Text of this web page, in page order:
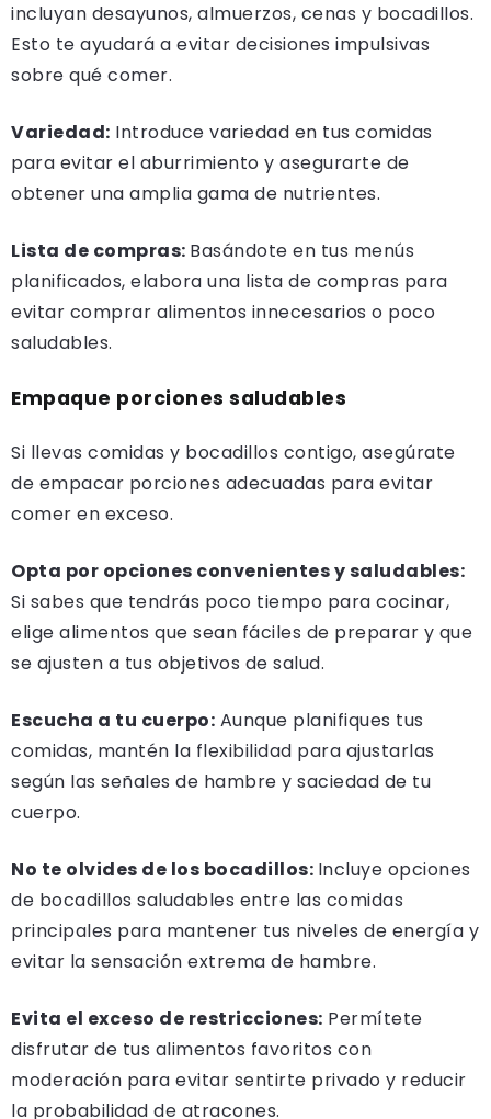
incluyan desayunos, almuerzos, cenas y bocadillos.
Esto te ayudará a evitar decisiones impulsivas
sobre qué comer.
Variedad: Introduce variedad en tus comidas
para evitar el aburrimiento y asegurarte de
obtener una amplia gama de nutrientes.
Lista de compras: Basándote en tus menús
planificados, elabora una lista de compras para
evitar comprar alimentos innecesarios o poco
saludables.
Empaque porciones saludables
Si llevas comidas y bocadillos contigo, asegúrate
de empacar porciones adecuadas para evitar
comer en exceso.
Opta por opciones convenientes y saludables:
Si sabes que tendrás poco tiempo para cocinar,
elige alimentos que sean fáciles de preparar y que
se ajusten a tus objetivos de salud.
Escucha a tu cuerpo: Aunque planifiques tus
comidas, mantén la flexibilidad para ajustarlas
según las señales de hambre y saciedad de tu
cuerpo.
No te olvides de los bocadillos: Incluye opciones
de bocadillos saludables entre las comidas
principales para mantener tus niveles de energía y
evitar la sensación extrema de hambre.
Evita el exceso de restricciones: Permítete
disfrutar de tus alimentos favoritos con
moderación para evitar sentirte privado y reducir
la probabilidad de atracones.